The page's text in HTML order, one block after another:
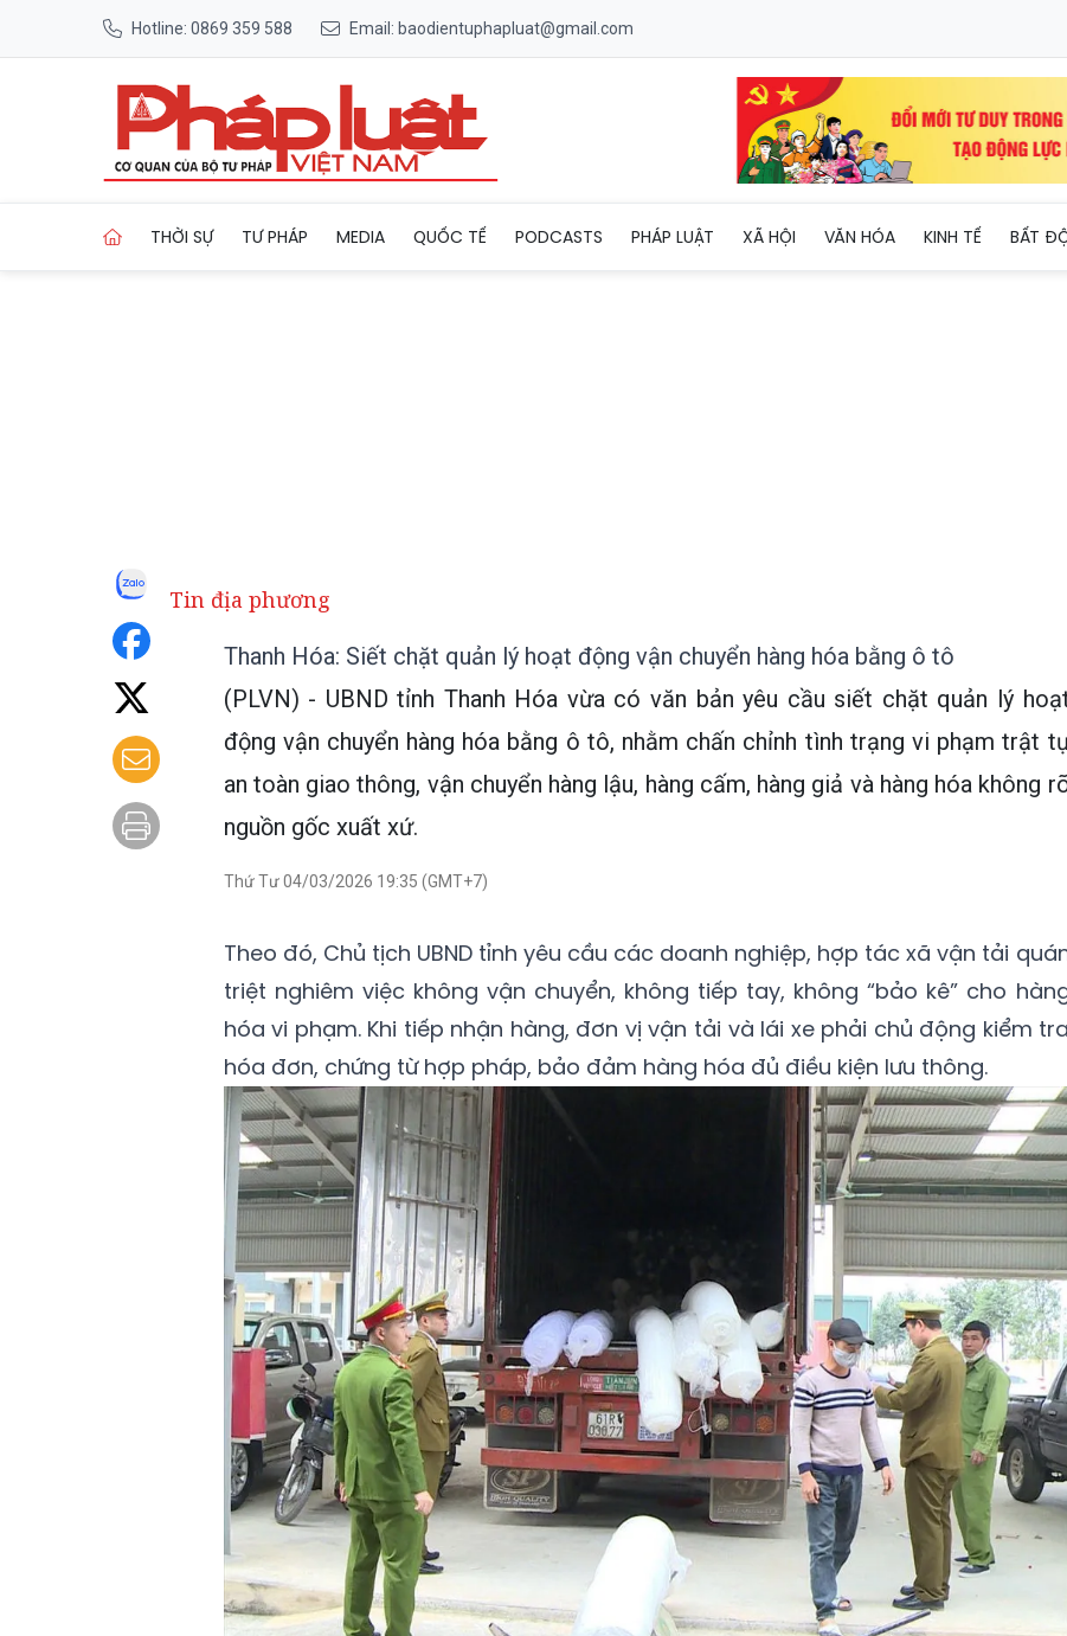
Hotline: 0869 359 588 Email: baodientuphapluat@gmail.com
THỜI SỰ TƯ PHÁP MEDIA QUỐC TẾ PODCASTS PHÁP LUẬT XÃ HỘI VĂN HÓA KINH TẾ BẤT
Tin địa phương
Thanh Hóa: Siết chặt quản lý hoạt động vận chuyển hàng hóa bằng ô tô
(PLVN) - UBND tỉnh Thanh Hóa vừa có văn bản yêu cầu siết chặt quản lý
động vận chuyển hàng hóa bằng ô tô, nhằm chấn chỉnh tình trạng vi phạm trật
an toàn giao thông, vận chuyển hàng lậu, hàng cấm, hàng giả và hàng hóa không
nguồn gốc xuất xứ.
Thứ Tư 04/03/2026 19:35 (GMT+7)
Theo đó, Chủ tịch UBND tỉnh yêu cầu các doanh nghiệp, hợp tác xã vận tải
triệt nghiêm việc không vận chuyển, không tiếp tay, không “bảo kê” cho
hóa vi phạm. Khi tiếp nhận hàng, đơn vị vận tải và lái xe phải chủ động kiểm tra
hóa đơn, chứng từ hợp pháp, bảo đảm hàng hóa đủ điều kiện lưu thông.